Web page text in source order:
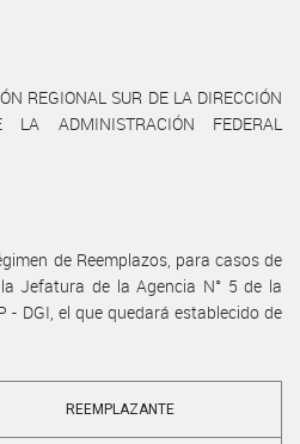
REGIONAL SUR DE LA DIRECCIÓN
LA ADMINISTRACIÓN FEDERAL
de Reemplazos, para casos de
Jefatura de la Agencia N° 5 de la
- DGI, el que quedará establecido de
REEMPLAZANTE